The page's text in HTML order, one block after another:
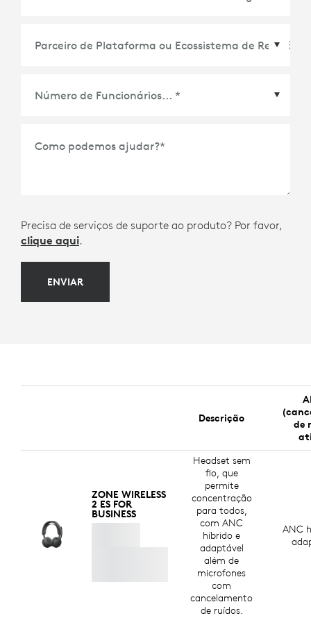
Parceiro de Plataforma ou Ecossistema de
Reuniões
Como podemos ajudar?*
Precisa de serviços de suporte ao produto? Por favor,
clique aqui.
ENVIAR
Descrição
de
ZONE WIRELESS
2 ES FOR
BUSINESS
Headset sem
fio, que
permite
concentração
para todos,
com ANC
híbrido e
adaptável
além de
microfones
com
cancelamento
de ruídos.
ANC